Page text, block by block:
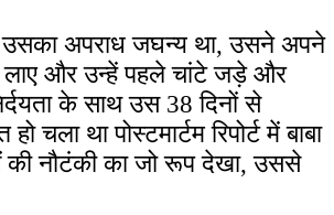
उसका अपराध जघन्य था, उसने अपने
लाए और उन्हें पहले चांटे जड़े और
के साथ उस 38 दिनों से
था पोस्टमार्टम रिपोर्ट में बाबा
की नौटंकी का जो रूप देखा, उससे